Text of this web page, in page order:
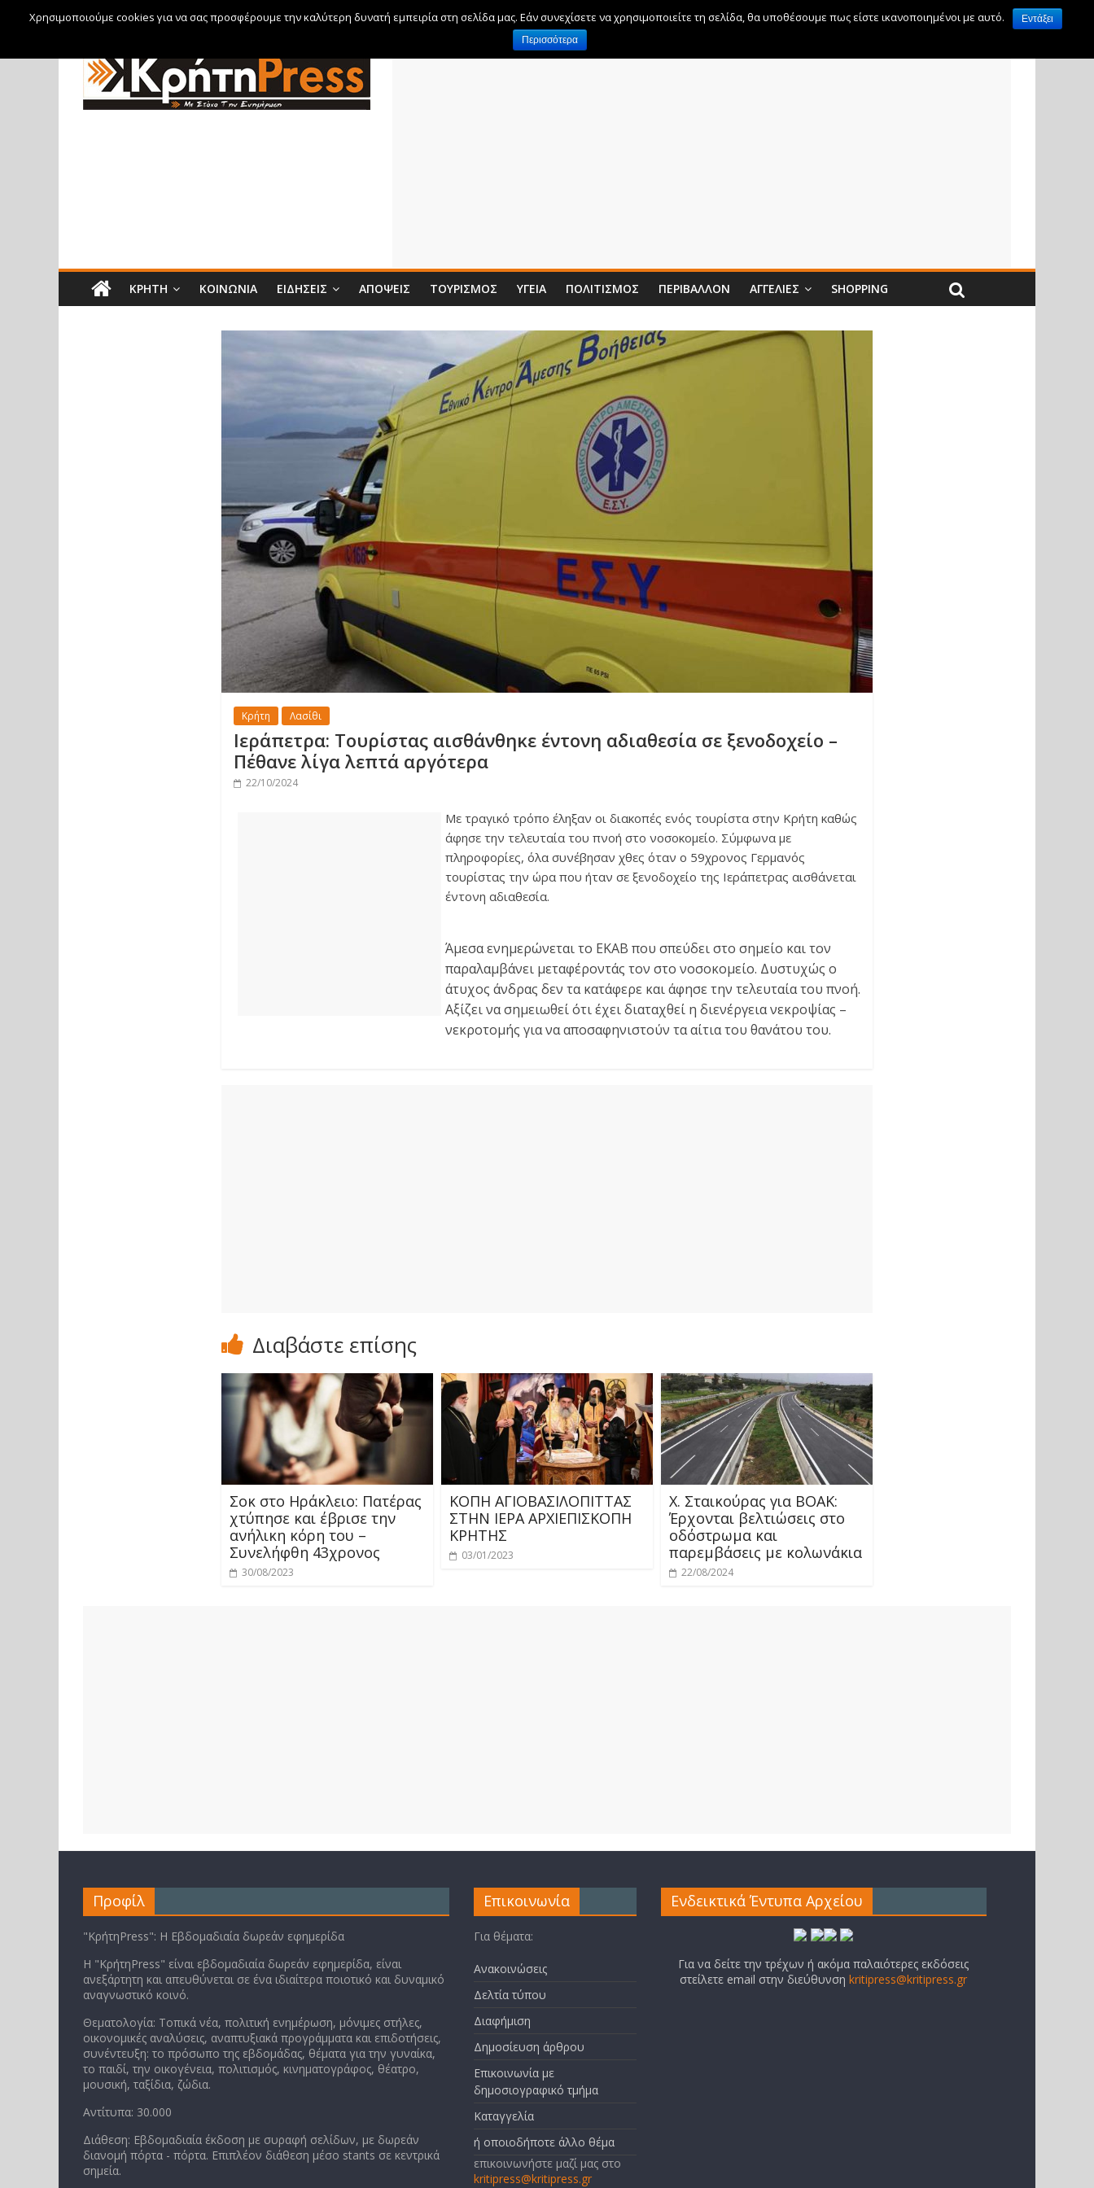
Παρασκευή, 7 Αυγούστου, 2026
ΚΡΉΤΗ ΚΟΙΝΩΝΊΑ ΕΙΔΉΣΕΙΣ ΑΠΌΨΕΙΣ ΤΟΥΡΙΣΜΌΣ ΥΓΕΊΑ ΠΟΛΙΤΙΣΜΌΣ ΠΕΡΙΒΆΛΛΟΝ ΑΓΓΕΛΊΕΣ SHOPPING
Κρήτη Λασίθι
Ιεράπετρα: Τουρίστας αισθάνθηκε έντονη αδιαθεσία σε ξενοδοχείο –
Πέθανε λίγα λεπτά αργότερα
22/10/2024
Με τραγικό τρόπο έληξαν οι διακοπές ενός τουρίστα στην Κρήτη καθώς
άφησε την τελευταία του πνοή στο νοσοκομείο. Σύμφωνα με
πληροφορίες, όλα συνέβησαν χθες όταν ο 59χρονος Γερμανός
τουρίστας την ώρα που ήταν σε ξενοδοχείο της Ιεράπετρας αισθάνεται
έντονη αδιαθεσία.
Άμεσα ενημερώνεται το ΕΚΑΒ που σπεύδει στο σημείο και τον
παραλαμβάνει μεταφέροντάς τον στο νοσοκομείο. Δυστυχώς ο
άτυχος άνδρας δεν τα κατάφερε και άφησε την τελευταία του πνοή.
Αξίζει να σημειωθεί ότι έχει διαταχθεί η διενέργεια νεκροψίας –
νεκροτομής για να αποσαφηνιστούν τα αίτια του θανάτου του.
Διαβάστε επίσης
Σοκ στο Ηράκλειο: Πατέρας
χτύπησε και έβρισε την
ανήλικη κόρη του –
Συνελήφθη 43χρονος
30/08/2023
ΚΟΠΗ ΑΓΙΟΒΑΣΙΛΟΠΙΤΤΑΣ
ΣΤΗΝ ΙΕΡΑ ΑΡΧΙΕΠΙΣΚΟΠΗ
ΚΡΗΤΗΣ
03/01/2023
Χ. Σταικούρας για ΒΟΑΚ:
Έρχονται βελτιώσεις στο
οδόστρωμα και
παρεμβάσεις με κολωνάκια
22/08/2024
Προφίλ
"ΚρήτηPress": Η Εβδομαδιαία δωρεάν εφημερίδα
Η "ΚρήτηPress" είναι εβδομαδιαία δωρεάν εφημερίδα, είναι
ανεξάρτητη και απευθύνεται σε ένα ιδιαίτερα ποιοτικό και δυναμικό
αναγνωστικό κοινό.
Θεματολογία: Τοπικά νέα, πολιτική ενημέρωση, μόνιμες στήλες,
οικονομικές αναλύσεις, αναπτυξιακά προγράμματα και επιδοτήσεις,
συνέντευξη: το πρόσωπο της εβδομάδας, θέματα για την γυναίκα,
το παιδί, την οικογένεια, πολιτισμός, κινηματογράφος, θέατρο,
μουσική, ταξίδια, ζώδια.
Αντίτυπα: 30.000
Διάθεση: Εβδομαδιαία έκδοση με συραφή σελίδων, με δωρεάν
διανομή πόρτα - πόρτα. Επιπλέον διάθεση μέσο stants σε κεντρικά
σημεία.
Επικοινωνία
Για θέματα:
Ανακοινώσεις
Δελτία τύπου
Διαφήμιση
Δημοσίευση άρθρου
Επικοινωνία με
δημοσιογραφικό τμήμα
Καταγγελία
ή οποιοδήποτε άλλο θέμα
επικοινωνήστε μαζί μας στο
kritipress@kritipress.gr
Ενδεικτικά Έντυπα Αρχείου
Για να δείτε την τρέχων ή ακόμα παλαιότερες εκδόσεις
στείλετε email στην διεύθυνσηkritipress@kritipress.gr
Χρησιμοποιούμε cookies για να σας προσφέρουμε την καλύτερη δυνατή εμπειρία στη σελίδα μας. Εάν συνεχίσετε να χρησιμοποιείτε τη σελίδα, θα υποθέσουμε πως είστε ικανοποιημένοι με αυτό.
Εντάξει
Περισσότερα